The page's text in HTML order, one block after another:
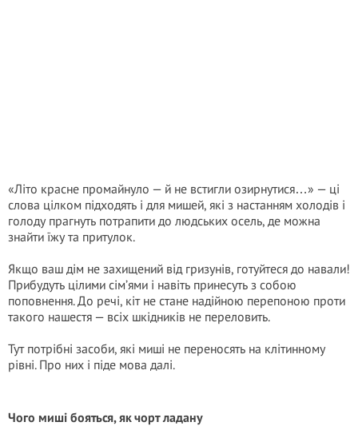
«Літо красне промайнуло — й не встигли озирнутися…» — ці
слова цілком підходять і для мишей, які з настанням холодів і
голоду прагнуть потрапити до людських осель, де можна
знайти їжу та притулок.
Якщо ваш дім не захищений від гризунів, готуйтеся до навали!
Прибудуть цілими сім’ями і навіть принесуть з собою
поповнення. До речі, кіт не стане надійною перепоною проти
такого нашестя — всіх шкідників не переловить.
Тут потрібні засоби, які миші не переносять на клітинному
рівні. Про них і піде мова далі.
Чого миші бояться, як чорт ладану